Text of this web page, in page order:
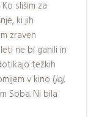
slišim za
ki jih
zraven
ne bi ganili in
težkih
v kino (joj,
Soba. Ni bila